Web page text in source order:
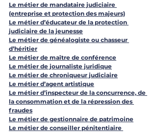
Le métier de mandataire judiciaire
(entreprise et protection des majeurs)
Le métier d’éducateur de la protection
judiciaire de la jeunesse
Le métier de généalogiste ou chasseur
d’héritier
Le métier de maître de conférence
Le métier de journaliste juridique
Le métier de chroniqueur judiciaire
Le métier d’agent artistique
Le métier d’inspecteur de la concurrence, de
la consommation et de la répression des
fraudes
Le métier de gestionnaire de patrimoine
Le métier de conseiller pénitentiaire